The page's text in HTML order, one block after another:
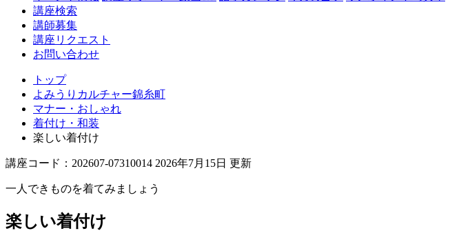
講座検索
講師募集
講座リクエスト
お問い合わせ
トップ
よみうりカルチャー錦糸町
マナー・おしゃれ
着付け・和装
楽しい着付け
講座コード：202607-07310014 2026年7月15日 更新
一人できものを着てみましょう
楽しい着付け